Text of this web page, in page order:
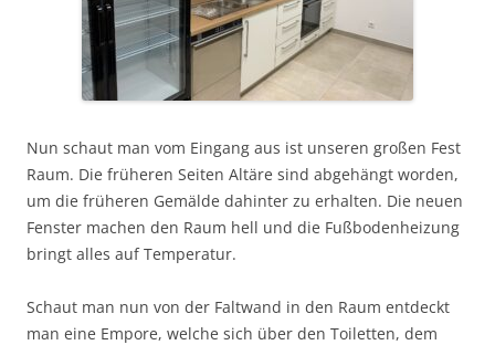
Nun schaut man vom Eingang aus ist unseren großen Fest
Raum. Die früheren Seiten Altäre sind abgehängt worden,
um die früheren Gemälde dahinter zu erhalten. Die neuen
Fenster machen den Raum hell und die Fußbodenheizung
bringt alles auf Temperatur.
Schaut man nun von der Faltwand in den Raum entdeckt
man eine Empore, welche sich über den Toiletten, dem